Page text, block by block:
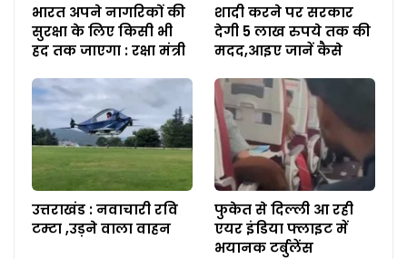
भारत अपने नागरिकों की
सुरक्षा के लिए किसी भी
हद तक जाएगा : रक्षा मंत्री
शादी करने पर सरकार
देगी 5 लाख रुपये तक की
मदद,आइए जानें कैसे
उत्तराखंड : नवाचारी रवि
टम्टा ,उड़ने वाला वाहन
फुकेत से दिल्ली आ रही
एयर इंडिया फ्लाइट में
भयानक टर्बुलेंस